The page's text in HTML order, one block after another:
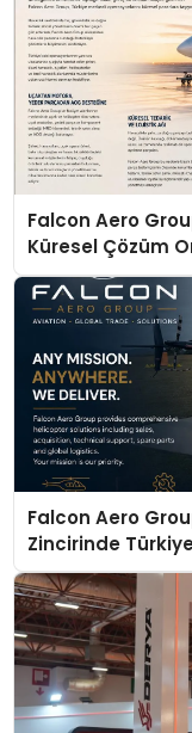
Falcon Aero
Küresel Çözüm
Falcon Aero
Zincirinde